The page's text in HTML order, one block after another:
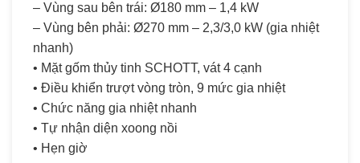
– Vùng sau bên trái: Ø180 mm – 1,4 kW
– Vùng bên phải: Ø270 mm – 2,3/3,0 kW (gia nhiệt
nhanh)
• Mặt gốm thủy tinh SCHOTT, vát 4 cạnh
• Điều khiển trượt vòng tròn, 9 mức gia nhiệt
• Chức năng gia nhiệt nhanh
• Tự nhận diện xoong nồi
• Hẹn giờ